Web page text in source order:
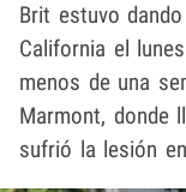
Brit estuvo
California el
menos de una
Marmont, donde
sufrió la lesión